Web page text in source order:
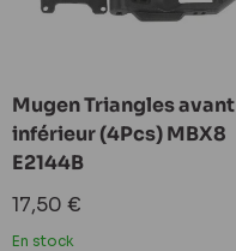
Mugen Triangles avant
inférieur (4Pcs) MBX8
E2144B
Prix
réduit
17,50 €
En stock